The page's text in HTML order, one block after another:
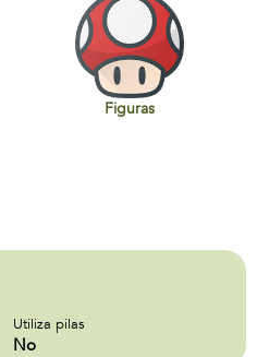
Figuras
Utiliza pilas
No